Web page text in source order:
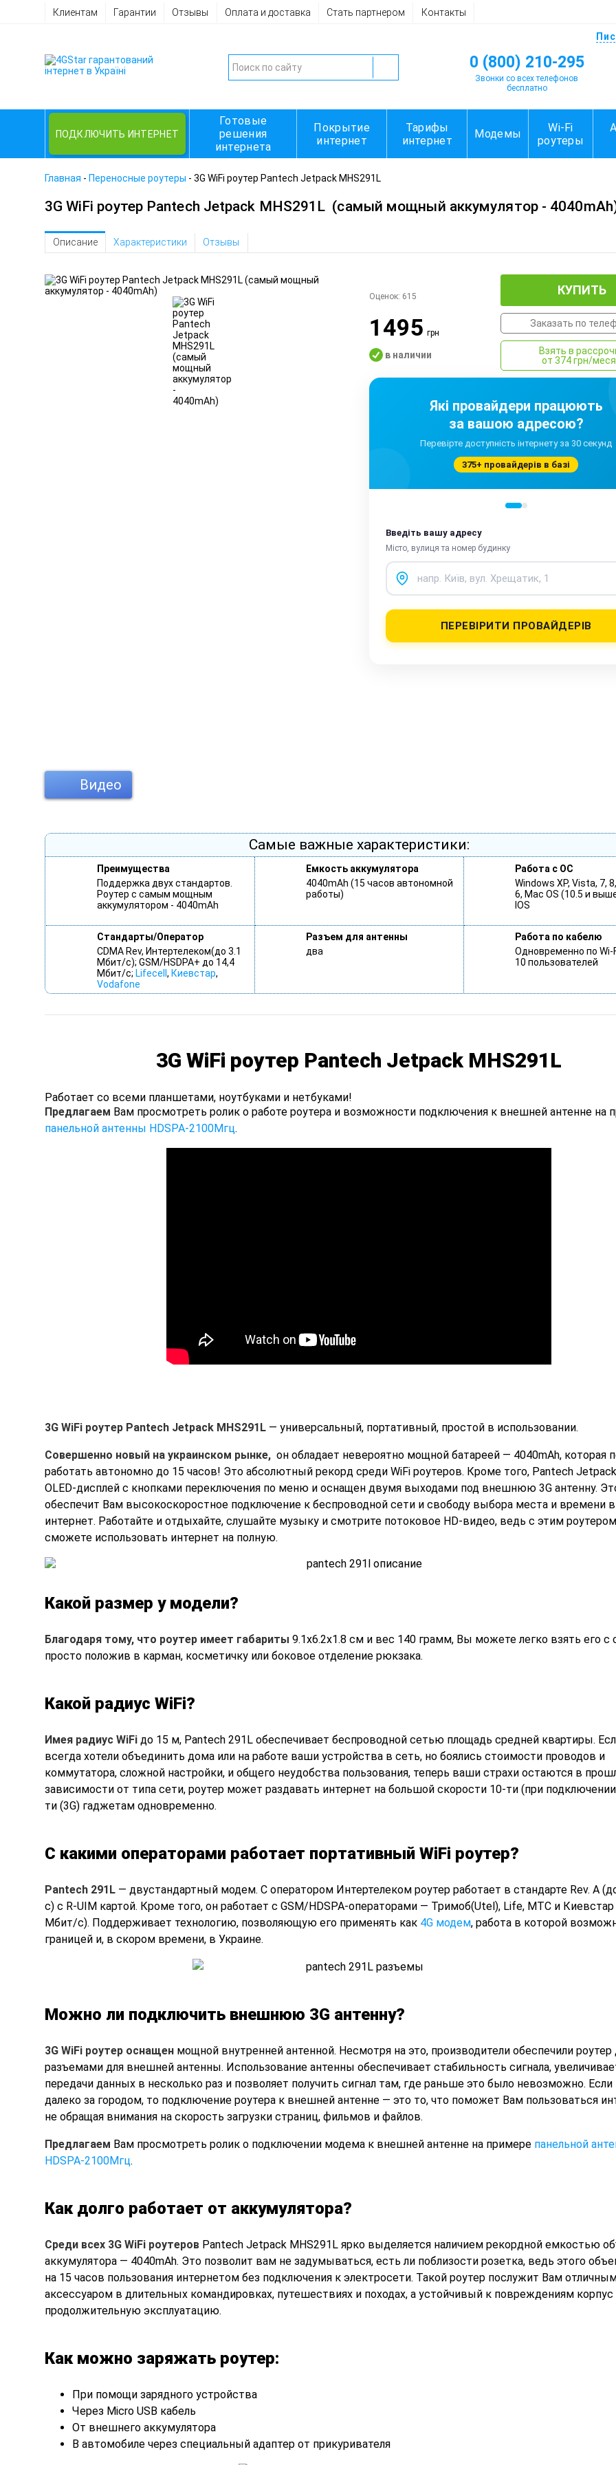
Клиентам Гарантии Отзывы Оплата и доставка Стать партнером Контакты
0 (800) 210-295
Звонки со всех телефонов
бесплатно
ПОДКЛЮЧИТЬ ИНТЕРНЕТ
Готовые
решения
интернета
Покрытие
интернет
Тарифы
интернет
Модемы
Wi-Fi
роутеры
Главная - Переносные роутеры - 3G WiFi роутер Pantech Jetpack MHS291L
3G WiFi роутер Pantech Jetpack MHS291L (самый мощный аккумулятор -
Описание Характеристики Отзывы
Оценок: 615
1495грн
в наличии
КУПИТЬ
Заказать по
Взять в
от 374 грн/
Які провайдери працюють
за вашою адресою?
Перевірте доступність інтернету за 30 секунд
375+ провайдерів в базі
Введіть вашу адресу
Місто, вулиця та номер будинку
ПЕРЕВІРИТИ ПРОВАЙДЕРІВ
Видео
Самые важные характеристики:
Преимущества
Поддержка двух стандартов.
Роутер с самым мощным
аккумулятором - 4040mAh
Емкость аккумулятора
4040mAh (15 часов автономной
работы)
Работа с ОС
Windows XP, Vista, 7,
6, Mac OS (10.5 и
IOS
Стандарты/Оператор
CDMA Rev, Интертелеком(до 3.1
Мбит/с); GSM/HSDPA+ до 14,4
Мбит/с; Lifecell , Киевстар,
Vodafone
Разъем для антенны
два
Работа по кабелю
Одновременно по Wi-
10 пользователей
3G WiFi роутер Pantech Jetpack MHS291L
Работает со всеми планшетами, ноутбуками и нетбуками!
Предлагаем Вам просмотреть ролик о работе роутера и возможности подключения к внешней антенне на
панельной антенны HDSPA-2100Мгц.
3G WiFi роутер Pantech Jetpack MHS291L— универсальный, портативный, простой в использовании.
Совершенно новый на украинском рынке, он обладает невероятно мощной батареей — 4040mАh, которая
работать автономно до 15 часов! Это абсолютный рекорд среди WiFi роутеров. Кроме того, Pantech
OLED-дисплей с кнопками переключения по меню и оснащен двумя выходами под внешнюю 3G антенну.
обеспечит Вам высокоскоростное подключение к беспроводной сети и свободу выбора места и времени
интернет. Работайте и отдыхайте, слушайте музыку и смотрите потоковое HD-видео, ведь с этим
сможете использовать интернет на полную.
Какой размер у модели?
Благодаря тому, что роутер имеет габариты 9.1х6.2х1.8 см и вес 140 грамм, Вы можете легко взять его с
просто положив в карман, косметичку или боковое отделение рюкзака.
Какой радиус WiFi?
Имея радиус WiFiдо 15 м, Pantech 291L обеспечивает беспроводной сетью площадь средней квартиры.
всегда хотели объединить дома или на работе ваши устройства в сеть, но боялись стоимости проводов и
коммутатора, сложной настройки, и общего неудобства пользования, теперь ваши страхи остаются в
зависимости от типа сети, роутер может раздавать интернет на большой скорости 10-ти (при подключении
ти (3G) гаджетам одновременно.
С какими операторами работает портативный WiFi роутер?
Pantech 291L— двустандартный модем. С оператором Интертелеком роутер работает в стандарте Rev. A
с) с R-UIM картой. Кроме того, он работает с GSM/HDSPA-операторами — Тримоб(Utel), Life, MTC и Киевстар
Мбит/с). Поддерживает технологию, позволяющую его применять как 4G модем, работа в которой
границей и, в скором времени, в Украине.
Можно ли подключить внешнюю 3G антенну?
3G WiFi роутер оснащенмощной внутренней антенной. Несмотря на это, производители обеспечили
разъемами для внешней антенны. Использование антенны обеспечивает стабильность сигнала,
передачи данных в несколько раз и позволяет получить сигнал там, где раньше это было невозможно.
далеко за городом, то подключение роутера к внешней антенне — это то, что поможет Вам пользоваться
не обращая внимания на скорость загрузки страниц, фильмов и файлов.
Предлагаем Вам просмотреть ролик о подключении модема к внешней антенне на примере панельной
HDSPA-2100Мгц.
Как долго работает от аккумулятора?
Среди всех 3G WiFi роутеровPantech Jetpack MHS291L ярко выделяется наличием рекордной емкостью
аккумулятора — 4040mAh. Это позволит вам не задумываться, есть ли поблизости розетка, ведь этого
на 15 часов пользования интернетом без подключения к электросети. Такой роутер послужит Вам
аксессуаром в длительных командировках, путешествиях и походах, а устойчивый к повреждениям корпус
продолжительную эксплуатацию.
Как можно заряжать роутер:
При помощи зарядного устройства
Через Micro USB кабель
От внешнего аккумулятора
В автомобиле через специальный адаптер от прикуривателя